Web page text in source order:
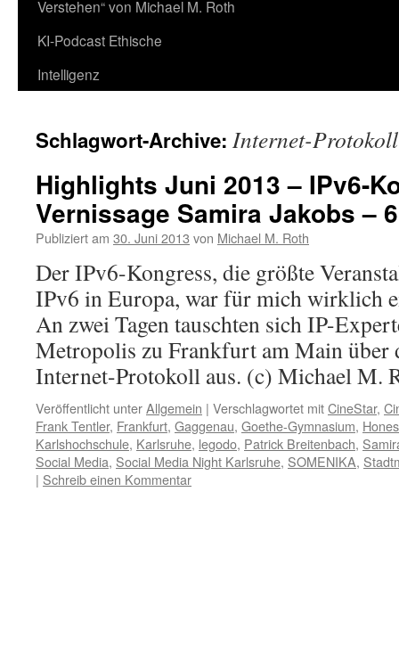
Verstehen“ von Michael M. Roth
KI-Podcast Ethische
Intelligenz
Schlagwort-Archive: Internet-Protokoll
Highlights Juni 2013 – IPv6-
Vernissage Samira Jakobs –
Publiziert am 30. Juni 2013 von Michael M. Roth
Der IPv6-Kongress, die größte
IPv6 in Europa, war für mich wirklich
An zwei Tagen tauschten sich IP-
Metropolis zu Frankfurt am Main über
Internet-Protokoll aus. (c) Michael
Veröffentlicht unterAllgemein | Verschlagwortet mitCineStar,
Frank Tentler, Frankfurt, Gaggenau, Goethe-Gymnasium,
Karlshochschule, Karlsruhe, legodo, Patrick Breitenbach,
Social Media, Social Media Night Karlsruhe, SOMENIKA,
| Schreib einen Kommentar